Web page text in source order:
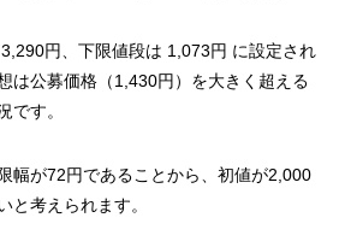
3,290円 、下限値段は 1,073円 に設定され
は公募価格（1,430円）を大きく超える
です。
幅が72円であることから、初値が2,000
と考えられます。